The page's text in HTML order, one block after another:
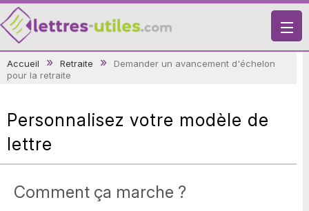
X
LETTRES DE MOTIVATION
Accueil Retraite
Demander un avancement d'échelon
pour la retraite
Personnalisez votre modèle de
lettre
Comment ça marche ?